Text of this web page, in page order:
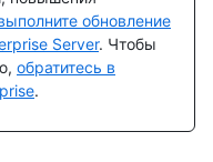
обновление
Server. Чтобы
обратитесь в
.